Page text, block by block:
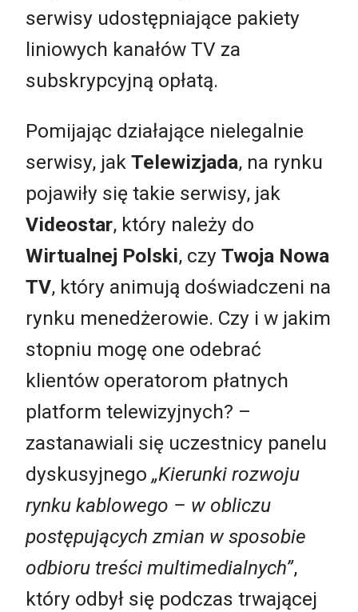
serwisy udostępniające pakiety
liniowych kanałów TV za
subskrypcyjną opłatą.
Pomijając działające nielegalnie
serwisy, jak Telewizjada, na rynku
pojawiły się takie serwisy, jak
Videostar, który należy do
Wirtualnej Polski, czy Twoja Nowa
TV, który animują doświadczeni na
rynku menedżerowie. Czy i w jakim
stopniu mogę one odebrać
klientów operatorom płatnych
platform telewizyjnych? –
zastanawiali się uczestnicy panelu
dyskusyjnego „Kierunki rozwoju
rynku kablowego – w obliczu
postępujących zmian w sposobie
odbioru treści multimedialnych”,
który odbył się podczas trwającej